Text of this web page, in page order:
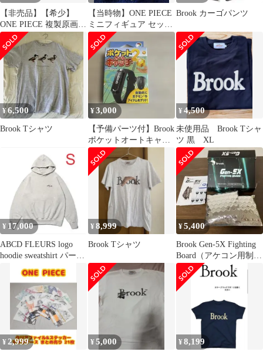
【非売品】【希少】
ONE PIECE 複製原画
エース ワンピース ビブ
ルの秘宝
【当時物】ONE PIECE
ミニフィギュア セット
（FILM Z 決戦服 他）
Brook カーゴパンツ
¥6,500
Brook Tシャツ
¥3,000
【予備パーツ付】Brook
ポケットオートキャッ
チ2 ポケモンGO用
¥4,500
未使用品 Brook Tシャ
ツ 黒 XL
¥ 17,000
ABCD FLEURS logo
hoodie sweatshirt パーカ
¥8,999
Brook Tシャツ
¥5,400
Brook Gen-5X Fighting
Board（アケコン用制御
基板）
¥ 2,999 ¥5,000 ¥8,199